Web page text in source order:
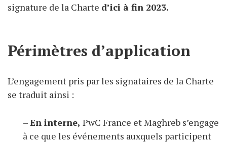
signature de la Charte d’ici à fin 2023.
Périmètres d’application
L’engagement pris par les signataires de la Charte
se traduit ainsi :
–En interne, PwC France et Maghreb s’engage
à ce que les événements auxquels participent